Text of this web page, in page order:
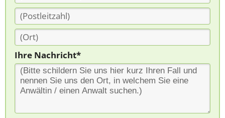
Ihre Nachricht*